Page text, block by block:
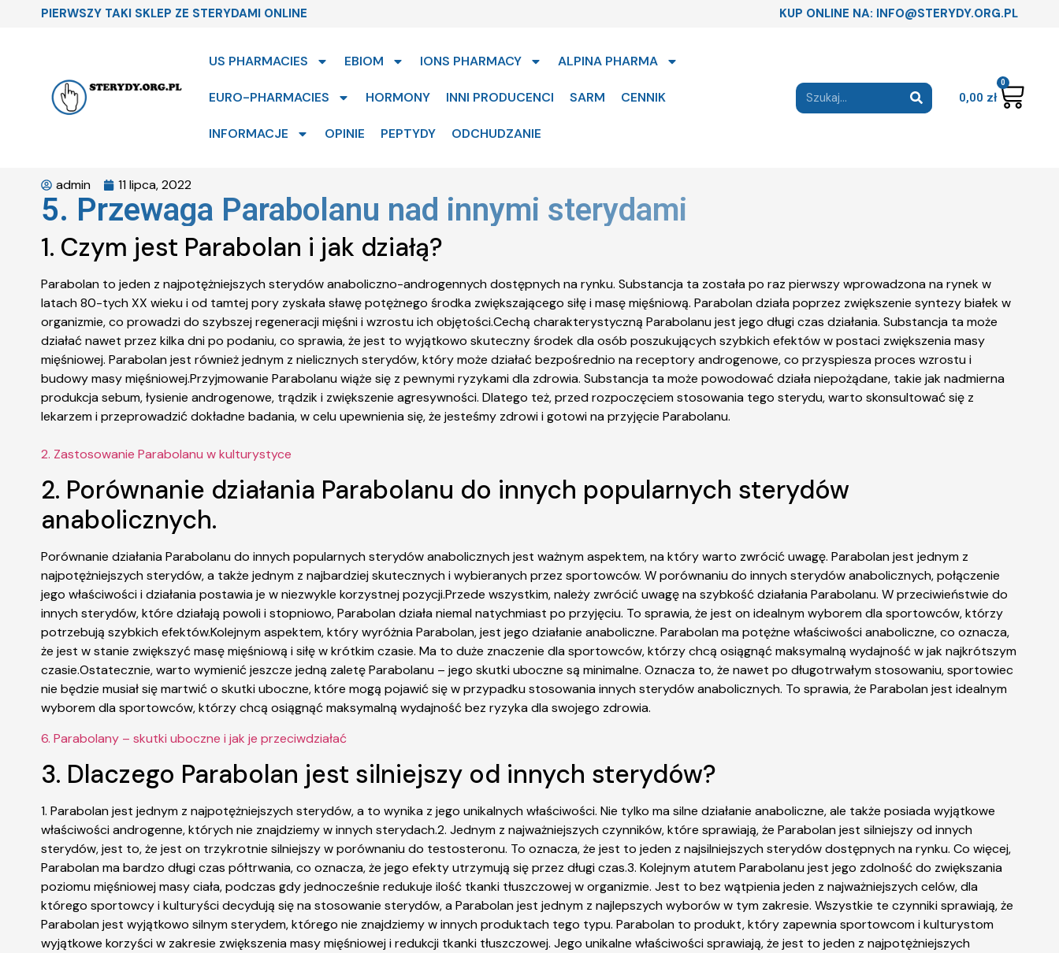
PIERWSZY TAKI SKLEP ZE STERYDAMI ONLINE KUP ONLINE NA: INFO@STERYDY.ORG.PL
US PHARMACIES EBIOM IONS PHARMACY ALPINA PHARMA
EURO-PHARMACIES HORMONY INNI PRODUCENCI SARM CENNIK
INFORMACJE OPINIE PEPTYDY ODCHUDZANIE
0,00 zł
0
admin 11 lipca, 2022
5. Przewaga Parabolanu nad innymi sterydami
1. Czym jest Parabolan i jak działą?
Parabolan to jeden z najpotężniejszych sterydów anaboliczno-androgennych dostępnych na rynku. Substancja ta została po raz pierwszy wprowadzona na rynek w
latach 80-tych XX wieku i od tamtej pory zyskała sławę potężnego środka zwiększającego siłę i masę mięśniową. Parabolan działa poprzez zwiększenie syntezy białek w
organizmie, co prowadzi do szybszej regeneracji mięśni i wzrostu ich objętości.Cechą charakterystyczną Parabolanu jest jego długi czas działania. Substancja ta może
działać nawet przez kilka dni po podaniu, co sprawia, że jest to wyjątkowo skuteczny środek dla osób poszukujących szybkich efektów w postaci zwiększenia masy
mięśniowej. Parabolan jest również jednym z nielicznych sterydów, który może działać bezpośrednio na receptory androgenowe, co przyspiesza proces wzrostu i
budowy masy mięśniowej.Przyjmowanie Parabolanu wiąże się z pewnymi ryzykami dla zdrowia. Substancja ta może powodować działa niepożądane, takie jak nadmierna
produkcja sebum, łysienie androgenowe, trądzik i zwiększenie agresywności. Dlatego też, przed rozpoczęciem stosowania tego sterydu, warto skonsultować się z
lekarzem i przeprowadzić dokładne badania, w celu upewnienia się, że jesteśmy zdrowi i gotowi na przyjęcie Parabolanu.
2. Zastosowanie Parabolanu w kulturystyce
2. Porównanie działania Parabolanu do innych popularnych sterydów
anabolicznych.
Porównanie działania Parabolanu do innych popularnych sterydów anabolicznych jest ważnym aspektem, na który warto zwrócić uwagę. Parabolan jest jednym z
najpotężniejszych sterydów, a także jednym z najbardziej skutecznych i wybieranych przez sportowców. W porównaniu do innych sterydów anabolicznych, połączenie
jego właściwości i działania postawia je w niezwykle korzystnej pozycji.Przede wszystkim, należy zwrócić uwagę na szybkość działania Parabolanu. W przeciwieństwie do
innych sterydów, które działają powoli i stopniowo, Parabolan działa niemal natychmiast po przyjęciu. To sprawia, że jest on idealnym wyborem dla sportowców, którzy
potrzebują szybkich efektów.Kolejnym aspektem, który wyróżnia Parabolan, jest jego działanie anaboliczne. Parabolan ma potężne właściwości anaboliczne, co oznacza,
że jest w stanie zwiększyć masę mięśniową i siłę w krótkim czasie. Ma to duże znaczenie dla sportowców, którzy chcą osiągnąć maksymalną wydajność w jak najkrótszym
czasie.Ostatecznie, warto wymienić jeszcze jedną zaletę Parabolanu – jego skutki uboczne są minimalne. Oznacza to, że nawet po długotrwałym stosowaniu, sportowiec
nie będzie musiał się martwić o skutki uboczne, które mogą pojawić się w przypadku stosowania innych sterydów anabolicznych. To sprawia, że Parabolan jest idealnym
wyborem dla sportowców, którzy chcą osiągnąć maksymalną wydajność bez ryzyka dla swojego zdrowia.
6. Parabolany – skutki uboczne i jak je przeciwdziałać
3. Dlaczego Parabolan jest silniejszy od innych sterydów?
1. Parabolan jest jednym z najpotężniejszych sterydów, a to wynika z jego unikalnych właściwości. Nie tylko ma silne działanie anaboliczne, ale także posiada wyjątkowe
właściwości androgenne, których nie znajdziemy w innych sterydach.2. Jednym z najważniejszych czynników, które sprawiają, że Parabolan jest silniejszy od innych
sterydów, jest to, że jest on trzykrotnie silniejszy w porównaniu do testosteronu. To oznacza, że jest to jeden z najsilniejszych sterydów dostępnych na rynku. Co więcej,
Parabolan ma bardzo długi czas półtrwania, co oznacza, że jego efekty utrzymują się przez długi czas.3. Kolejnym atutem Parabolanu jest jego zdolność do zwiększania
poziomu mięśniowej masy ciała, podczas gdy jednocześnie redukuje ilość tkanki tłuszczowej w organizmie. Jest to bez wątpienia jeden z najważniejszych celów, dla
którego sportowcy i kulturyści decydują się na stosowanie sterydów, a Parabolan jest jednym z najlepszych wyborów w tym zakresie. Wszystkie te czynniki sprawiają, że
Parabolan jest wyjątkowo silnym sterydem, którego nie znajdziemy w innych produktach tego typu. Parabolan to produkt, który zapewnia sportowcom i kulturystom
wyjątkowe korzyści w zakresie zwiększenia masy mięśniowej i redukcji tkanki tłuszczowej. Jego unikalne właściwości sprawiają, że jest to jeden z najpotężniejszych